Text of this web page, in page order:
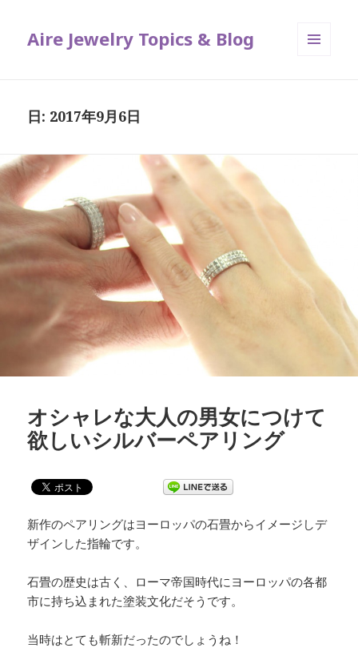
Aire Jewelry Topics & Blog
日: 2017年9月6日
オシャレな大人の男女につけて
欲しいシルバーペアリング
新作のペアリングはヨーロッパの石畳からイメージしデ
ザインした指輪です。
石畳の歴史は古く、ローマ帝国時代にヨーロッパの各都
市に持ち込まれた塗装文化だそうです。
当時はとても斬新だったのでしょうね！